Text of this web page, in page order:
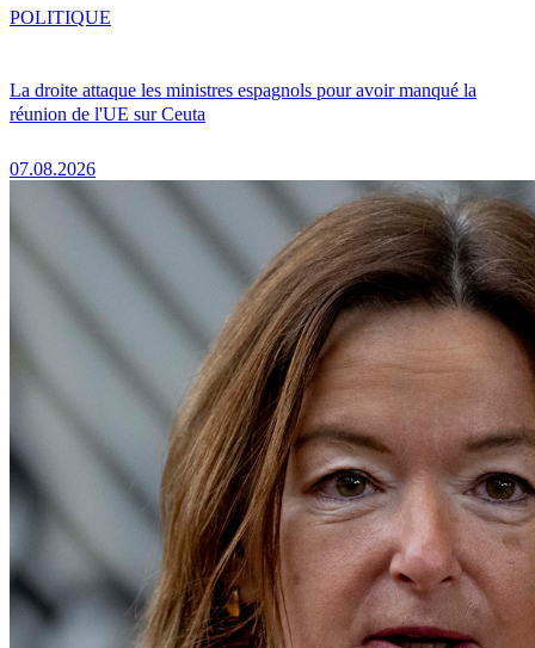
La droite attaque les ministres espagnols pour avoir manqué la
réunion de l'UE sur Ceuta
07.08.2026
POLITIQUE